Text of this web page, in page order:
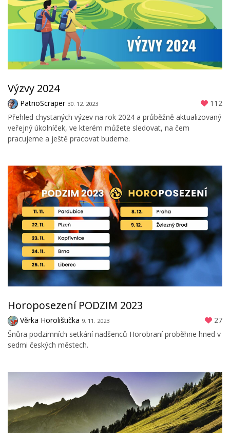
Výzvy 2024
PatrioScraper 30. 12. 2023
112
Přehled chystaných výzev na rok 2024 a průběžně aktualizovaný
veřejný úkolníček, ve kterém můžete sledovat, na čem
pracujeme a ještě pracovat budeme.
Horoposezení PODZIM 2023
Věrka Horolištička 9. 11. 2023
27
Šnůra podzimních setkání nadšenců Horobraní proběhne hned v
sedmi českých městech.